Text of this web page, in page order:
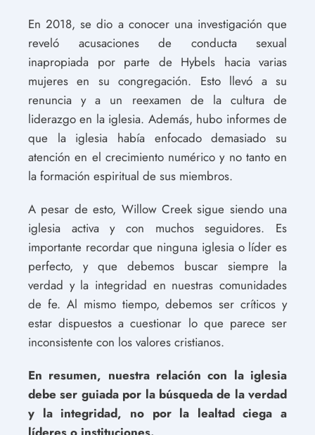
En 2018, se dio a conocer una investigación que
reveló acusaciones de conducta sexual
inapropiada por parte de Hybels hacia varias
mujeres en su congregación. Esto llevó a su
renuncia y a un reexamen de la cultura de
liderazgo en la iglesia. Además, hubo informes de
que la iglesia había enfocado demasiado su
atención en el crecimiento numérico y no tanto en
la formación espiritual de sus miembros.
A pesar de esto, Willow Creek sigue siendo una
iglesia activa y con muchos seguidores. Es
importante recordar que ninguna iglesia o líder es
perfecto, y que debemos buscar siempre la
verdad y la integridad en nuestras comunidades
de fe. Al mismo tiempo, debemos ser críticos y
estar dispuestos a cuestionar lo que parece ser
inconsistente con los valores cristianos.
En resumen, nuestra relación con la iglesia
debe ser guiada por la búsqueda de la verdad
y la integridad, no por la lealtad ciega a